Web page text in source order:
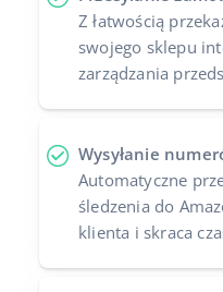
Z łatwością
swojego sklepu
zarządzania
Wysyłanie
Automatyczne
śledzenia do
klienta i skraca